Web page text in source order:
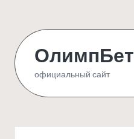
content
ОлимпБет
официальный сайт